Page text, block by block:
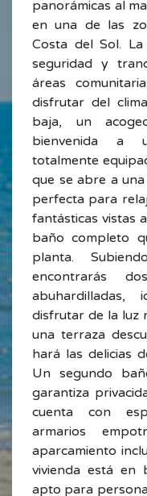
panorámicas al
en una de las
Costa del Sol.
seguridad y
áreas
disfrutar del
baja, un
bienvenida a
totalmente
que se abre a
perfecta para
fantásticas vistas
baño completo
planta.
encontrarás
disfrutar de la luz
una terraza
hará las delicias
Un segundo
garantiza
cuenta con
armarios
aparcamiento
vivienda está en
apto para